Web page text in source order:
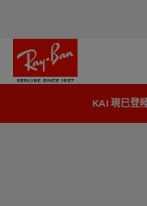
KAI 現已登